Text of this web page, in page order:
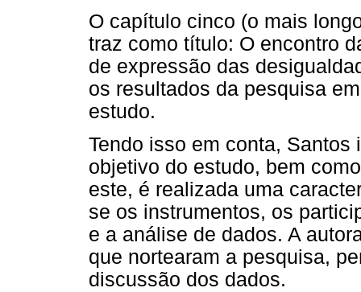
O capítulo cinco (o mais
traz como título: O encontro
de expressão das
os resultados da pesquisa
estudo.
Tendo isso em conta,
objetivo do estudo, bem
este, é realizada uma
se os instrumentos, os
e a análise de dados. A
que nortearam a pesquisa,
discussão dos dados.